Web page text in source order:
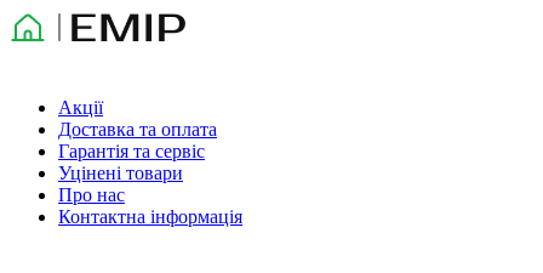
Акції
Доставка та оплата
Гарантія та сервіс
Уцінені товари
Про нас
Контактна інформація